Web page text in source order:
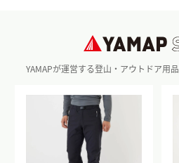
YAMAPが運営する登山・アウトドア用